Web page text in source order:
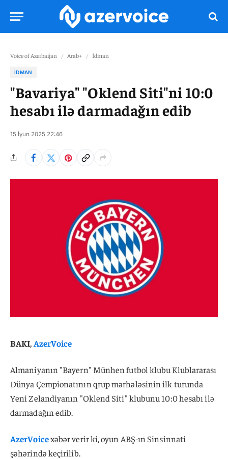
Voice of Azerbaijan / Arab+ / İdman
İDMAN
"Bavariya" "Oklend Siti"ni 10:0
hesabı ilə darmadağın edib
15 İyun 2025 22:46
BAKI,AzerVoice
Almaniyanın "Bayern" Münhen futbol klubu Klublararası
Dünya Çempionatının qrup mərhələsinin ilk turunda
Yeni Zelandiyanın "Oklend Siti" klubunu 10:0 hesabı ilə
darmadağın edib.
AzerVoicexəbər verir ki, oyun ABŞ-ın Sinsinnati
şəhərində keçirilib.